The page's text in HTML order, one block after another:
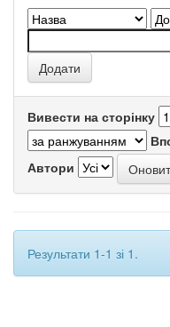
Вивести на сторінку
Автори
Результати 1-1 зі 1.